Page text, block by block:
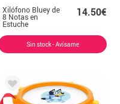
Xilófono Bluey de
8 Notas en
Estuche
14.50€
Sin stock - Avísame